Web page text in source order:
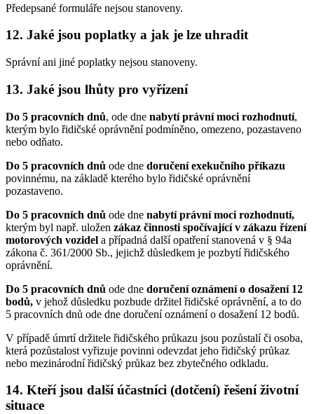
Předepsané formuláře nejsou stanoveny.
12. Jaké jsou poplatky a jak je lze uhradit
Správní ani jiné poplatky nejsou stanoveny.
13. Jaké jsou lhůty pro vyřízení
Do 5 pracovních dnů, ode dne nabytí právní moci rozhodnutí,
kterým bylo řidičské oprávnění podmíněno, omezeno, pozastaveno
nebo odňato.
Do 5 pracovních dnů ode dne doručení exekučního příkazu
povinnému, na základě kterého bylo řidičské oprávnění
pozastaveno.
Do 5 pracovních dnů ode dne nabytí právní moci rozhodnutí,
kterým byl např. uložen zákaz činnosti spočívající v zákazu řízení
motorových vozidel a případná další opatření stanovená v § 94a
zákona č. 361/2000 Sb., jejichž důsledkem je pozbytí řidičského
oprávnění.
Do 5 pracovních dnů ode dne doručení oznámení o dosažení 12
bodů, v jehož důsledku pozbude držitel řidičské oprávnění, a to do
5 pracovních dnů ode dne doručení oznámení o dosažení 12 bodů.
V případě úmrtí držitele řidičského průkazu jsou pozůstalí či osoba,
která pozůstalost vyřizuje povinni odevzdat jeho řidičský průkaz
nebo mezinárodní řidičský průkaz bez zbytečného odkladu.
14. Kteří jsou další účastníci (dotčení) řešení životní
situace